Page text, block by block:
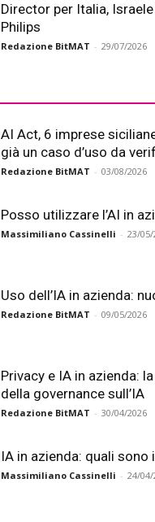
Director per Italia,
Philips
Redazione BitMAT - 29/07/2026
AI Act, 6 imprese
già un caso d’uso da
Redazione BitMAT - 03/08/2026
Posso utilizzare l’AI in
Massimiliano Cassinelli - 23/05/
Uso dell’IA in azienda:
Redazione BitMAT - 09/05/2026
Privacy e IA in azienda:
della governance sull’IA
Redazione BitMAT - 30/04/2026
IA in azienda: quali sono
Massimiliano Cassinelli - 24/04/